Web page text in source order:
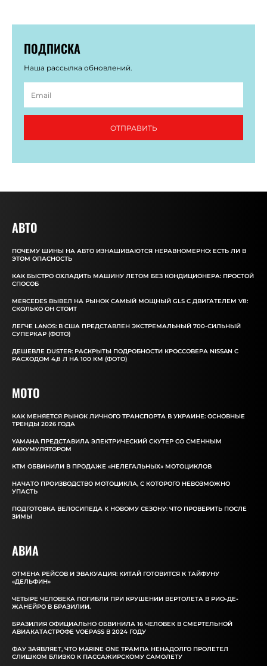
ПОДПИСКА
Наша рассылка обновлений.
ОТПРАВИТЬ
АВТО
ПОЧЕМУ ШИНЫ НА АВТО ИЗНАШИВАЮТСЯ НЕРАВНОМЕРНО: ЕСТЬ ЛИ В
ЭТОМ ОПАСНОСТЬ
КАК БЫСТРО ОХЛАДИТЬ МАШИНУ ЛЕТОМ БЕЗ КОНДИЦИОНЕРА: ПРОСТОЙ
СПОСОБ
MERCEDES ВЫВЕЛ НА РЫНОК САМЫЙ МОЩНЫЙ GLS С ДВИГАТЕЛЕМ V8:
СКОЛЬКО ОН СТОИТ
ЛЕГЧЕ LANOS: В США ПРЕДСТАВЛЕН ЭКСТРЕМАЛЬНЫЙ 700-СИЛЬНЫЙ
СУПЕРКАР (ФОТО)
ДЕШЕВЛЕ DUSTER: РАСКРЫТЫ ПОДРОБНОСТИ КРОССОВЕРА NISSAN С
РАСХОДОМ 4,8 Л НА 100 КМ (ФОТО)
MOTO
КАК МЕНЯЕТСЯ РЫНОК ЛИЧНОГО ТРАНСПОРТА В УКРАИНЕ: ОСНОВНЫЕ
ТРЕНДЫ 2026 ГОДА
YAMAHA ПРЕДСТАВИЛА ЭЛЕКТРИЧЕСКИЙ СКУТЕР СО СМЕННЫМ
АККУМУЛЯТОРОМ
КТМ ОБВИНИЛИ В ПРОДАЖЕ «НЕЛЕГАЛЬНЫХ» МОТОЦИКЛОВ
НАЧАТО ПРОИЗВОДСТВО МОТОЦИКЛА, С КОТОРОГО НЕВОЗМОЖНО
УПАСТЬ
ПОДГОТОВКА ВЕЛОСИПЕДА К НОВОМУ СЕЗОНУ: ЧТО ПРОВЕРИТЬ ПОСЛЕ
ЗИМЫ
АВИА
ОТМЕНА РЕЙСОВ И ЭВАКУАЦИЯ: КИТАЙ ГОТОВИТСЯ К ТАЙФУНУ
«ДЕЛЬФИН»
ЧЕТЫРЕ ЧЕЛОВЕКА ПОГИБЛИ ПРИ КРУШЕНИИ ВЕРТОЛЕТА В РИО-ДЕ-
ЖАНЕЙРО В БРАЗИЛИИ.
БРАЗИЛИЯ ОФИЦИАЛЬНО ОБВИНИЛА 16 ЧЕЛОВЕК В СМЕРТЕЛЬНОЙ
АВИАКАТАСТРОФЕ VOEPASS В 2024 ГОДУ
ФАУ ЗАЯВЛЯЕТ, ЧТО MARINE ONE ТРАМПА НЕНАДОЛГО ПРОЛЕТЕЛ
СЛИШКОМ БЛИЗКО К ПАССАЖИРСКОМУ САМОЛЕТУ